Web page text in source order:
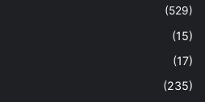
(529)
(15)
(17)
(235)